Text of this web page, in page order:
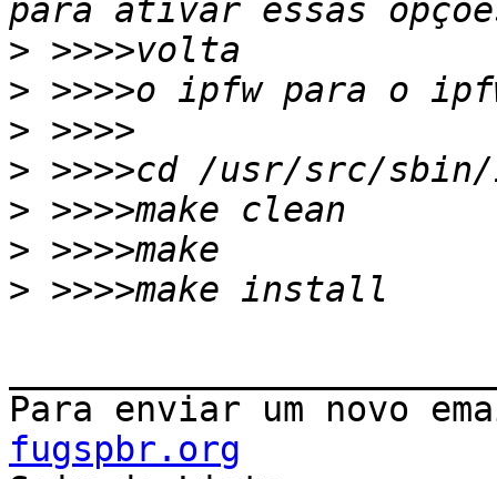
>
>
>
>
>
>
>
Para enviar um novo
fugspbr.org